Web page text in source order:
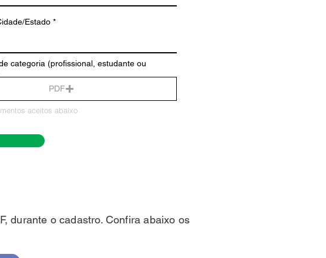
Estado
categoria (profissional, estudante ou
PDF
aceitos abaixo
durante o cadastro. Confira abaixo os